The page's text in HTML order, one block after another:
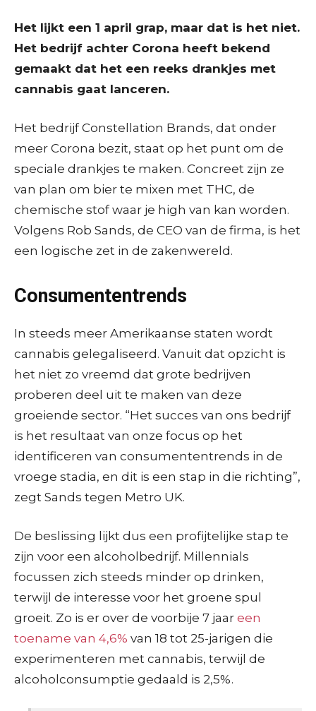
Het lijkt een 1 april grap, maar dat is het niet.
Het bedrijf achter Corona heeft bekend
gemaakt dat het een reeks drankjes met
cannabis gaat lanceren.
Het bedrijf Constellation Brands, dat onder
meer Corona bezit, staat op het punt om de
speciale drankjes te maken. Concreet zijn ze
van plan om bier te mixen met THC, de
chemische stof waar je high van kan worden.
Volgens Rob Sands, de CEO van de firma, is het
een logische zet in de zakenwereld.
Consumententrends
In steeds meer Amerikaanse staten wordt
cannabis gelegaliseerd. Vanuit dat opzicht is
het niet zo vreemd dat grote bedrijven
proberen deel uit te maken van deze
groeiende sector. “Het succes van ons bedrijf
is het resultaat van onze focus op het
identificeren van consumententrends in de
vroege stadia, en dit is een stap in die richting”,
zegt Sands tegen Metro UK.
De beslissing lijkt dus een profijtelijke stap te
zijn voor een alcoholbedrijf. Millennials
focussen zich steeds minder op drinken,
terwijl de interesse voor het groene spul
groeit. Zo is er over de voorbije 7 jaar een
toename van 4,6% van 18 tot 25-jarigen die
experimenteren met cannabis, terwijl de
alcoholconsumptie gedaald is 2,5%.